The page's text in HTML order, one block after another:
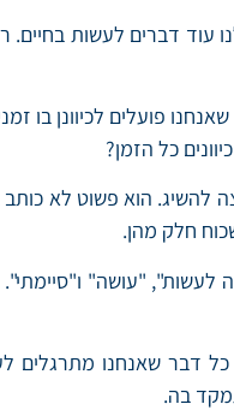
עוד דברים לעשות
כל הזמן?
להשיג. הוא פשוט לא
חלק מהן.
כל דבר שאנחנו מתרגלים
בה.